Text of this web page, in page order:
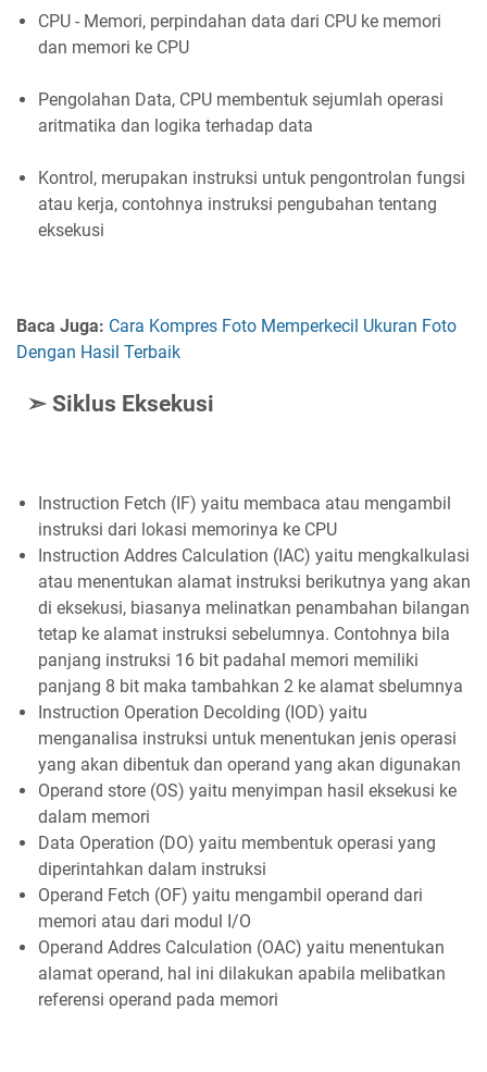
CPU - Memori, perpindahan data dari CPU ke memori
dan memori ke CPU
Pengolahan Data, CPU membentuk sejumlah operasi
aritmatika dan logika terhadap data
Kontrol, merupakan instruksi untuk pengontrolan fungsi
atau kerja, contohnya instruksi pengubahan tentang
eksekusi
Baca Juga: Cara Kompres Foto Memperkecil Ukuran Foto
Dengan Hasil Terbaik
➣ Siklus Eksekusi
Instruction Fetch (IF) yaitu membaca atau mengambil
instruksi dari lokasi memorinya ke CPU
Instruction Addres Calculation (IAC) yaitu mengkalkulasi
atau menentukan alamat instruksi berikutnya yang akan
di eksekusi, biasanya melinatkan penambahan bilangan
tetap ke alamat instruksi sebelumnya. Contohnya bila
panjang instruksi 16 bit padahal memori memiliki
panjang 8 bit maka tambahkan 2 ke alamat sbelumnya
Instruction Operation Decolding (IOD) yaitu
menganalisa instruksi untuk menentukan jenis operasi
yang akan dibentuk dan operand yang akan digunakan
Operand store (OS) yaitu menyimpan hasil eksekusi ke
dalam memori
Data Operation (DO) yaitu membentuk operasi yang
diperintahkan dalam instruksi
Operand Fetch (OF) yaitu mengambil operand dari
memori atau dari modul I/O
Operand Addres Calculation (OAC) yaitu menentukan
alamat operand, hal ini dilakukan apabila melibatkan
referensi operand pada memori